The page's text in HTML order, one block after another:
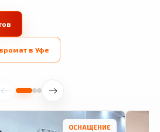
в Уфе
ОСНАЩЕНИЕ